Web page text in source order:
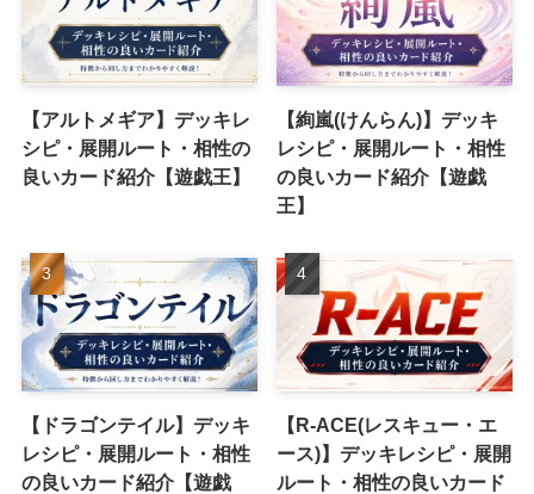
【アルトメギア】デッキレ
シピ・展開ルート・相性の
良いカード紹介【遊戯王】
【絢嵐(けんらん)】デッキ
レシピ・展開ルート・相性
の良いカード紹介【遊戯
王】
【ドラゴンテイル】デッキ
レシピ・展開ルート・相性
の良いカード紹介【遊戯
【R-ACE(レスキュー・エ
ース)】デッキレシピ・展開
ルート・相性の良いカード